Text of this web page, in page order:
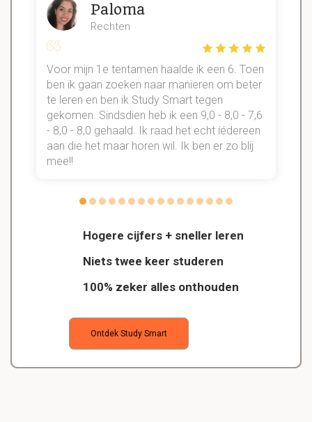
Hogere cijfers + sneller leren
Niets twee keer studeren
100% zeker alles onthouden
Ontdek Study Smart
Paloma
Rechten
Voor mijn 1e tentamen haalde ik een 6. Toen
ben ik gaan zoeken naar manieren om beter
te leren en ben ik Study Smart tegen
gekomen. Sindsdien heb ik een 9,0 - 8,0 - 7,6
- 8,0 - 8,0 gehaald. Ik raad het echt íédereen
aan die het maar horen wil. Ik ben er zo blij
mee!!